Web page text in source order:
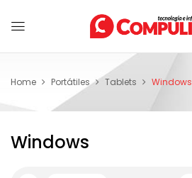
Home Portátiles Tablets Windows
Windows